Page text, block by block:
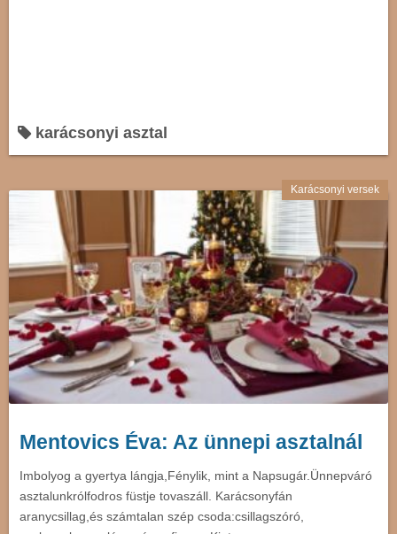
karácsonyi asztal
Karácsonyi versek
Mentovics Éva: Az ünnepi asztalnál
Imbolyog a gyertya lángja,Fénylik, mint a Napsugár.Ünnepváró
asztalunkrólfodros füstje tovaszáll. Karácsonyfán
aranycsillag,és számtalan szép csoda:csillagszóró,